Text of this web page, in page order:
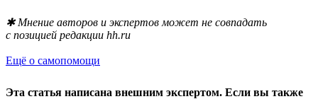
✱ Мнение авторов и экспертов может не совпадать
с позицией редакции hh.ru
Ещё о самопомощи
Эта статья написана внешним экспертом. Если вы также